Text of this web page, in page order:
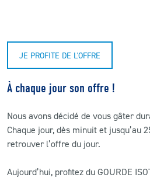
BUSINESS
RESTAURATION
CLUB
CONTACT
ACTUALITÉS
JE PROFITE DE L'OFFRE
À chaque jour son offre !
Nous avons décidé de vous gâter
Chaque jour, dès minuit et jusqu’au
retrouver l’offre du jour.
Aujourd’hui, profitez du GOURDE